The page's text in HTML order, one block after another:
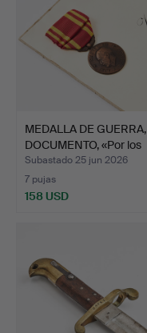
MEDALLA DE GUERRA,
DOCUMENTO, «Por los
mér…
Subastado 25 jun 2026
7 pujas
158 USD